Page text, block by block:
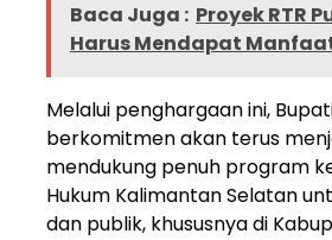
Baca Juga : Proyek RTR
Harus Mendapat
Melalui penghargaan ini,
berkomitmen akan terus
mendukung penuh program
Hukum Kalimantan Selatan
dan publik, khususnya di